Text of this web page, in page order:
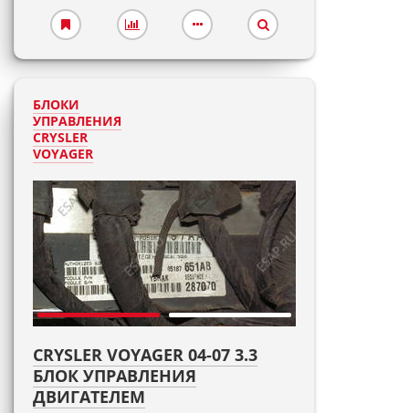
БЛОКИ
УПРАВЛЕНИЯ
CRYSLER
VOYAGER
CRYSLER VOYAGER 04-07 3.3
БЛОК УПРАВЛЕНИЯ
ДВИГАТЕЛЕМ